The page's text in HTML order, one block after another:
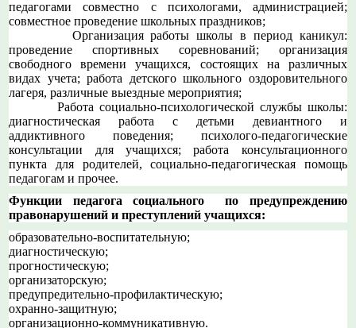
педагогами совместно с психологами, администрацией;
совместное проведение школьных праздников;
Организация работы школы в период каникул:
проведение спортивных соревнований; организация
свободного времени учащихся, состоящих на различных
видах учета; работа детского школьного оздоровительного
лагеря, различные выездные мероприятия;
Работа социально-психологической службы школы:
диагностическая работа с детьми девиантного и
аддиктивного поведения; психолого-педагогические
консультации для учащихся; работа консультационного
пункта для родителей, социально-педагогическая помощь
педагогам и прочее.
Функции педагога социального по предупреждению
правонарушений и преступлений учащихся:
образовательно-воспитательную;
диагностическую;
прогностическую;
организаторскую;
предупредительно-профилактическую;
охранно-защитную;
организационно-коммуникативную.